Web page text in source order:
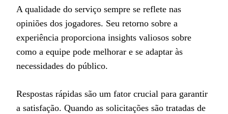
A qualidade do serviço sempre se reflete nas
opiniões dos jogadores. Seu retorno sobre a
experiência proporciona insights valiosos sobre
como a equipe pode melhorar e se adaptar às
necessidades do público.
Respostas rápidas são um fator crucial para garantir
a satisfação. Quando as solicitações são tratadas de